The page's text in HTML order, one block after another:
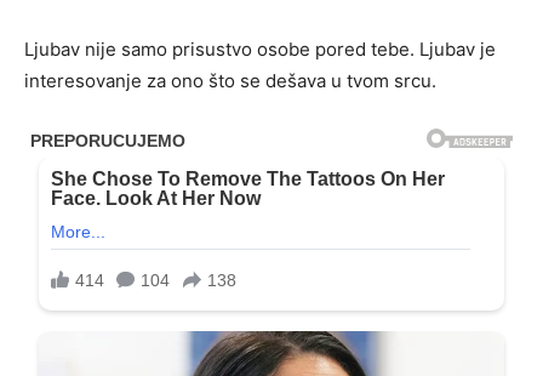
Ljubav nije samo prisustvo osobe pored tebe. Ljubav je
interesovanje za ono što se dešava u tvom srcu.